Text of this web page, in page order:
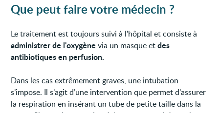
Que peut faire votre médecin ?
Le traitement est toujours suivi à l'hôpital et consiste à
administrer de l'oxygène via un masque etdes
antibiotiques en perfusion.
Dans les cas extrêmement graves, une intubation
s’impose. Il s’agit d’une intervention que permet d’assurer
la respiration en insérant un tube de petite taille dans la